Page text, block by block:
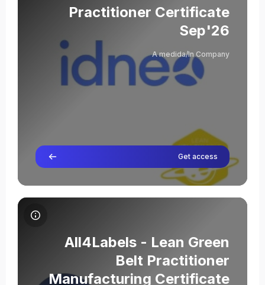
Severino Abad
מורה
Practitioner Certificate
Sep'26
A medida/In Company
Get access
תמונת הקורס All4Labels - Lean Green Belt Practitioner Manufacturing Certificate Jun'26
תמונת הקורס
שם הקורס
All4Labels - Lean Green
Belt Practitioner
Manufacturing Certificate